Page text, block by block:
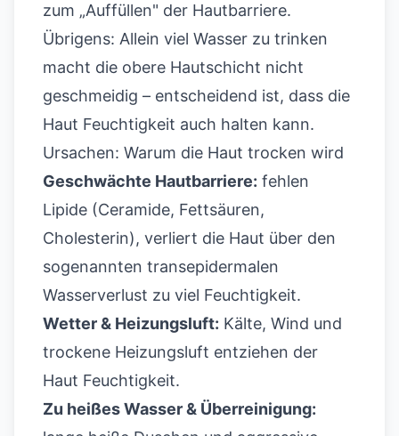
zum „Auffüllen" der Hautbarriere.
Übrigens: Allein viel Wasser zu trinken
macht die obere Hautschicht nicht
geschmeidig – entscheidend ist, dass die
Haut Feuchtigkeit auch halten kann.
Ursachen: Warum die Haut trocken wird
Geschwächte Hautbarriere: fehlen
Lipide (Ceramide, Fettsäuren,
Cholesterin), verliert die Haut über den
sogenannten transepidermalen
Wasserverlust zu viel Feuchtigkeit.
Wetter & Heizungsluft: Kälte, Wind und
trockene Heizungsluft entziehen der
Haut Feuchtigkeit.
Zu heißes Wasser & Überreinigung: